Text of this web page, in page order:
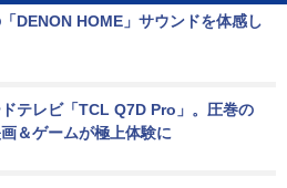
DENON HOME」サウンドを体感し
テレビ「TCL Q7D Pro」。圧巻の
＆ゲームが極上体験に